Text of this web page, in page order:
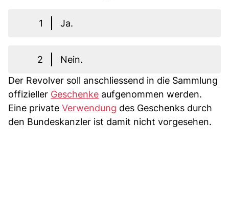
1 Ja.
2
Nein.
Der Revolver soll anschliessend in die Sammlung
offizieller Geschenke aufgenommen werden.
Eine private Verwendung des Geschenks durch
den Bundeskanzler ist damit nicht vorgesehen.